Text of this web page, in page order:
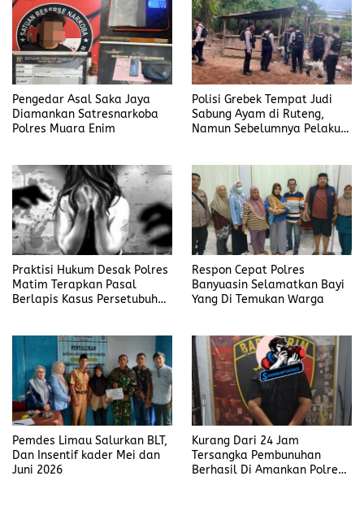
Pengedar Asal Saka Jaya
Diamankan Satresnarkoba
Polres Muara Enim
Polisi Grebek Tempat Judi
Sabung Ayam di Ruteng,
Namun Sebelumnya Pelaku
Praktisi Hukum Desak Polres
Matim Terapkan Pasal
Berlapis Kasus Persetubuhan
Respon Cepat Polres
Banyuasin Selamatkan Bayi
Yang Di Temukan Warga
Pemdes Limau Salurkan BLT,
Dan Insentif kader Mei dan
Juni 2026
Kurang Dari 24 Jam
Tersangka Pembunuhan
Berhasil Di Amankan Polres